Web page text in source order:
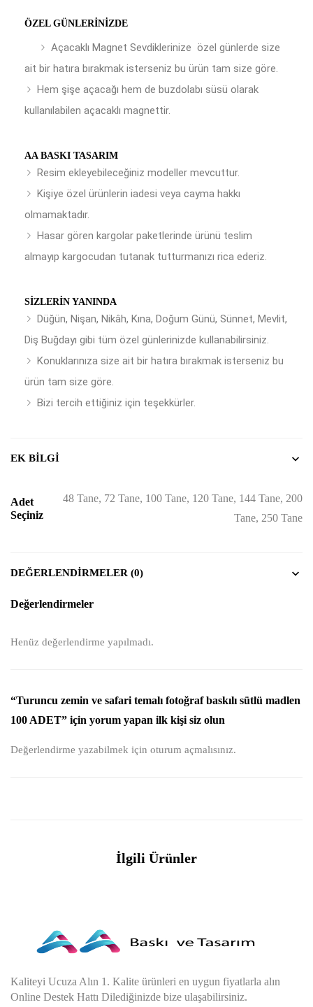
ÖZEL GÜNLERINIZDE
Açacaklı Magnet Sevdiklerinize özel günlerde size
ait bir hatıra bırakmak isterseniz bu ürün tam size göre.
Hem şişe açacağı hem de buzdolabı süsü olarak
kullanılabilen açacaklı magnettir.
AA BASKI TASARIM
Resim ekleyebileceğiniz modeller mevcuttur.
Kişiye özel ürünlerin iadesi veya cayma hakkı
olmamaktadır.
Hasar gören kargolar paketlerinde ürünü teslim
almayıp kargocudan tutanak tutturmanızı rica ederiz.
SIZLERIN YANINDA
Düğün, Nişan, Nikâh, Kına, Doğum Günü, Sünnet, Mevlit,
Diş Buğdayı gibi tüm özel günlerinizde kullanabilirsiniz.
Konuklarınıza size ait bir hatıra bırakmak isterseniz bu
ürün tam size göre.
Bizi tercih ettiğiniz için teşekkürler.
EK BILGI
Adet
Seçiniz
48 Tane, 72 Tane, 100 Tane, 120 Tane, 144 Tane, 200
Tane, 250 Tane
DEĞERLENDIRMELER (0)
Değerlendirmeler
Henüz değerlendirme yapılmadı.
“Turuncu zemin ve safari temalı fotoğraf baskılı sütlü madlen
100 ADET” için yorum yapan ilk kişi siz olun
Değerlendirme yazabilmek için oturum açmalısınız.
İlgili Ürünler
Kaliteyi Ucuza Alın 1. Kalite ürünleri en uygun fiyatlarla alın
Online Destek Hattı Dilediğinizde bize ulaşabilirsiniz.